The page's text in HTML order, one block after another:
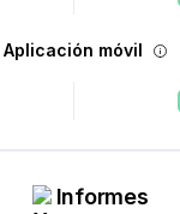
Aplicación móvil
Informes